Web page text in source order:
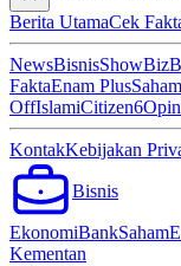
Berita UtamaCek
NewsBisnisShowBiz
FaktaEnam PlusSaham
OffIslamiCitizen6
KontakKebijakan
Bisnis
EkonomiBankSaham
Kementan